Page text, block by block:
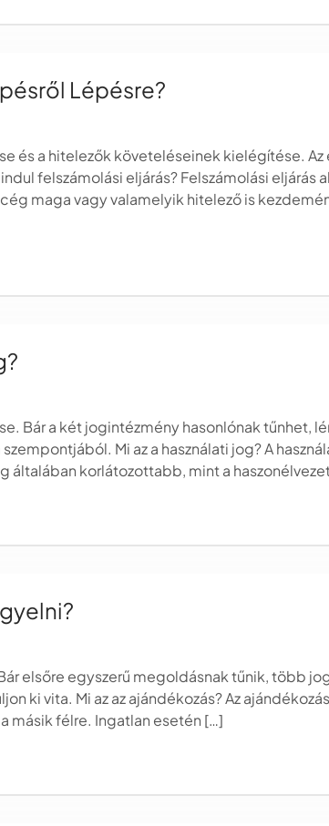
Lépésre?
és a hitelezők követeléseinek kielégítése. Az
felszámolási eljárás? Felszámolási eljárás
maga vagy valamelyik hitelező is
Bár a két jogintézmény hasonlónak tűnhet,
Mi az a használati jog? A
általában korlátozottabb, mint a
elsőre egyszerű megoldásnak tűnik, több
ki vita. Mi az az ajándékozás? Az
másik félre. Ingatlan esetén […]